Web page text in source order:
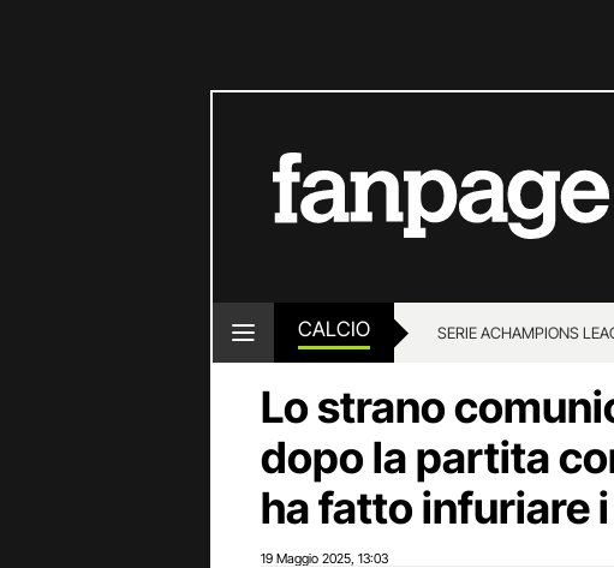
CALCIO SERIE ACHAMPIONS
Lo strano
dopo la partita
ha fatto infuriare
19 Maggio 2025 13:03